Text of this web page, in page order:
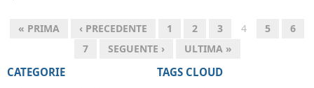
« PRIMA ‹ PRECEDENTE 1 2 3 4 5
6
7
SEGUENTE › ULTIMA »
CATEGORIE TAGS CLOUD